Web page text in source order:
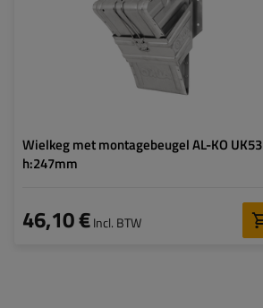
Wielkeg met montagebeugel AL-KO UK53
h:247mm
46,10 €Incl. BTW
247 mm
metaal